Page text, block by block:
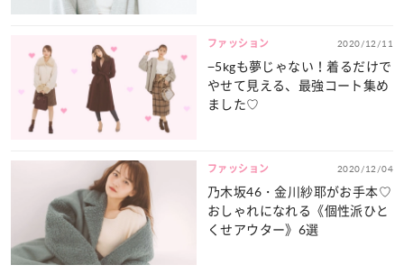
ファッション 2020/12/11
−5kgも夢じゃない！着るだけで
やせて見える、最強コート集め
ました♡
ファッション 2020/12/04
乃木坂46・金川紗耶がお手本♡
おしゃれになれる《個性派ひと
くせアウター》6選